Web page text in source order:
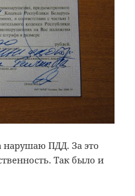
нарушаю ПДД. За это
Так было и